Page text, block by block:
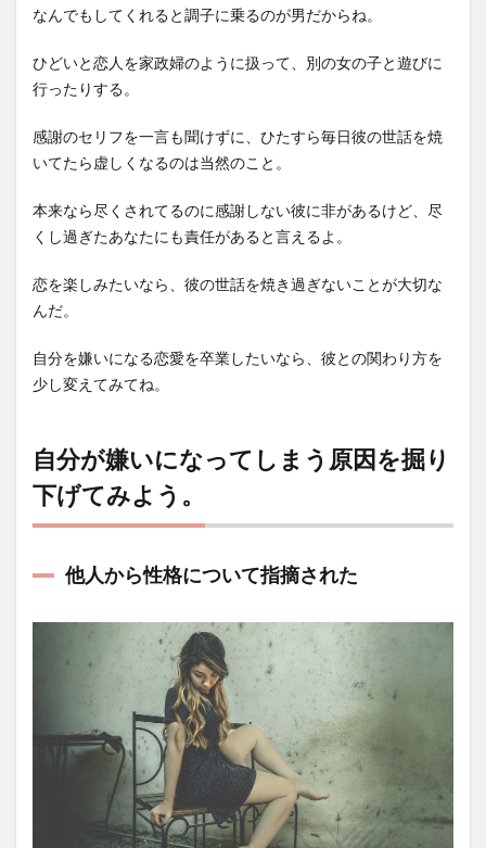
なんでもしてくれると調子に乗るのが男だからね。
ひどいと恋人を家政婦のように扱って、別の女の子と遊びに
行ったりする。
感謝のセリフを一言も聞けずに、ひたすら毎日彼の世話を焼
いてたら虚しくなるのは当然のこと。
本来なら尽くされてるのに感謝しない彼に非があるけど、尽
くし過ぎたあなたにも責任があると言えるよ。
恋を楽しみたいなら、彼の世話を焼き過ぎないことが大切な
んだ。
自分を嫌いになる恋愛を卒業したいなら、彼との関わり方を
少し変えてみてね。
自分が嫌いになってしまう原因を掘り
下げてみよう。
他人から性格について指摘された